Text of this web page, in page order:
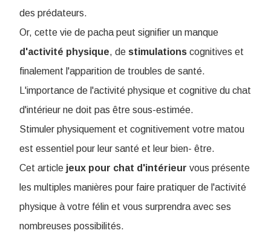
des prédateurs.
Or, cette vie de pacha peut signifier un manque
d'activité physique, de stimulations cognitives et
finalement l'apparition de troubles de santé.
L'importance de l'activité physique et cognitive du chat
d'intérieur ne doit pas être sous-estimée.
Stimuler physiquement et cognitivement votre matou
est essentiel pour leur santé et leur bien- être.
Cet article jeux pour chat d'intérieur vous présente
les multiples manières pour faire pratiquer de l'activité
physique à votre félin et vous surprendra avec ses
nombreuses possibilités.